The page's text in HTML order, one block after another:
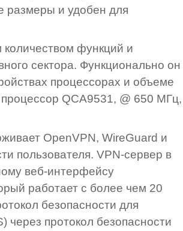
размеры и удобен для
функций и
сектора. Функционально он
процессорах и объеме
QCA9531, @ 650 МГц,
OpenVPN, WireGuard и
пользователя. VPN-сервер в
веб-интерфейсу
работает с более чем 20
безопасности для
протокол безопасности